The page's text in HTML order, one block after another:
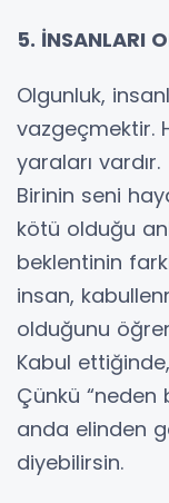
5. İNSANLARI
Olgunluk,
vazgeçmektir.
yaraları vardır.
Birinin seni
kötü olduğu
beklentinin
insan,
olduğunu
Kabul ettiğinde,
Çünkü “neden
anda elinden
diyebilirsin.